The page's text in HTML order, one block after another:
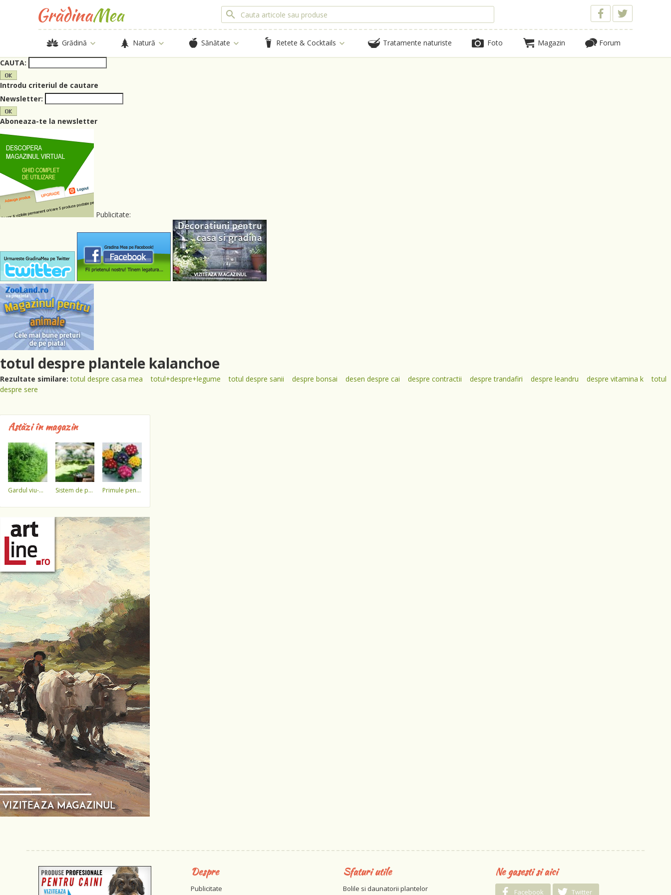
Grădină Natură Sănătate Retete & Cocktails Tratamente naturiste Foto Magazin Forum
CAUTA:
Introdu criteriul de cautare
Newsletter:
Aboneaza-te la newsletter
Publicitate:
totul despre plantele kalanchoe
Rezultate similare:totul despre casa mea totul+despre+legume totul despre sanii despre bonsai desen despre cai despre contractii despre trandafiri despre leandru despre vitamina k
totul
despre sere
Astăzi în magazin
gardul viu-minune! sistem de pulverizare a apei primule pentru 1 martie 3,5 lei / ghiveci !!!!
Despre
Publicitate
Sfaturi utile
Bolile si daunatorii plantelor
Ne gasesti si aici
Facebook Twitter